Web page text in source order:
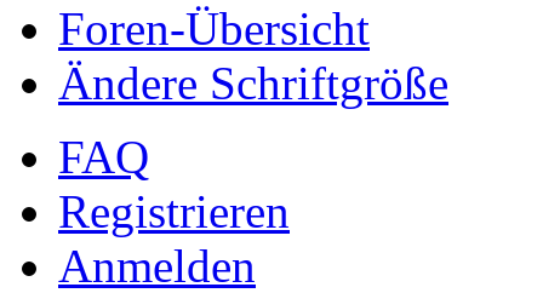
Foren-Übersicht
Ändere Schriftgröße
FAQ
Registrieren
Anmelden